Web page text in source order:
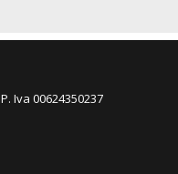
P. Iva 00624350237